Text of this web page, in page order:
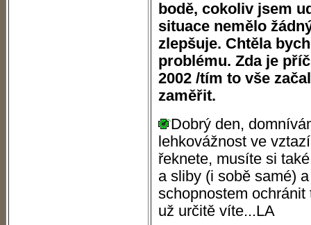
bodě, cokoliv jsem
situace nemělo
zlepšuje. Chtěla
problému. Zda je
2002 /tím to vše
zaměřit.
Dobrý den,
lehkovážnost ve
řeknete, musíte si
a sliby (i sobě samé)
schopnostem
už určitě víte...LA